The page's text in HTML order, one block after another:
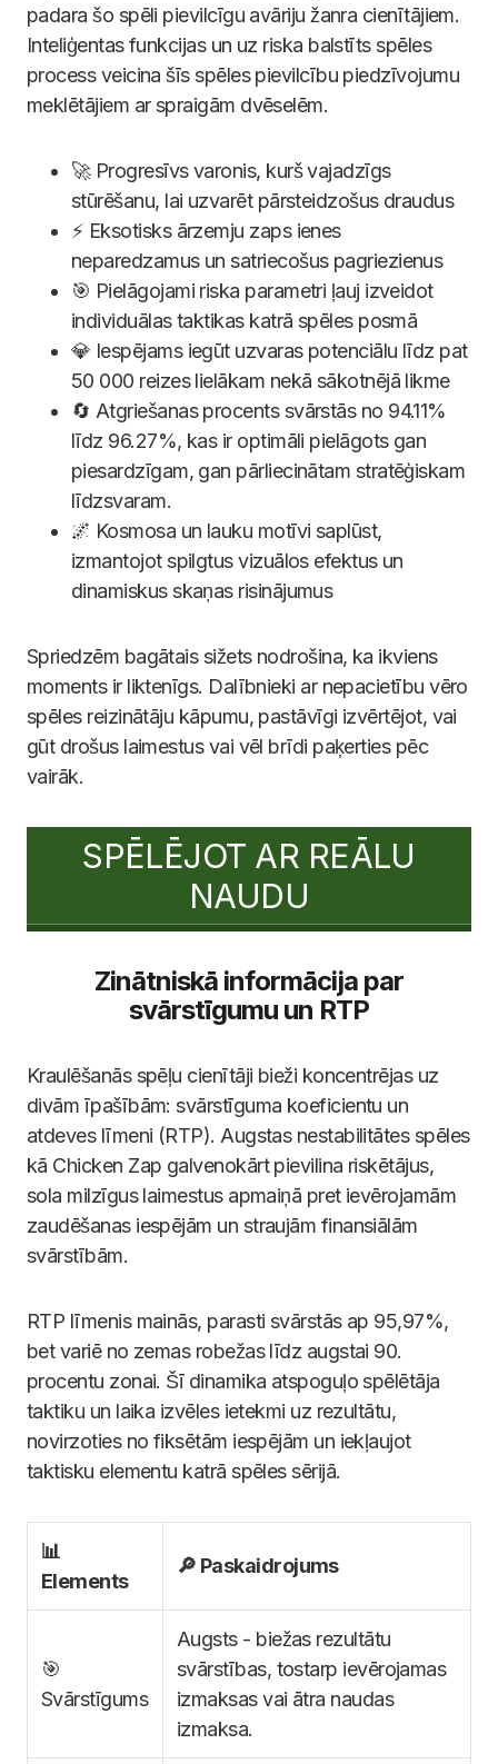
padara šo spēli pievilcīgu avāriju žanra cienītājiem.
Inteliģentas funkcijas un uz riska balstīts spēles
process veicina šīs spēles pievilcību piedzīvojumu
meklētājiem ar spraigām dvēselēm.
🚀 Progresīvs varonis, kurš vajadzīgs
stūrēšanu, lai uzvarēt pārsteidzošus draudus
⚡ Eksotisks ārzemju zaps ienes
neparedzamus un satriecošus pagriezienus
🎯 Pielāgojami riska parametri ļauj izveidot
individuālas taktikas katrā spēles posmā
💎 Iespējams iegūt uzvaras potenciālu līdz pat
50 000 reizes lielākam nekā sākotnējā likme
🔄 Atgriešanas procents svārstās no 94.11%
līdz 96.27%, kas ir optimāli pielāgots gan
piesardzīgam, gan pārliecinātam stratēģiskam
līdzsvaram.
🌌 Kosmosa un lauku motīvi saplūst,
izmantojot spilgtus vizuālos efektus un
dinamiskus skaņas risinājumus
Spriedzēm bagātais sižets nodrošina, ka ikviens
moments ir liktenīgs. Dalībnieki ar nepacietību vēro
spēles reizinātāju kāpumu, pastāvīgi izvērtējot, vai
gūt drošus laimestus vai vēl brīdi paķerties pēc
vairāk.
SPĒLĒJOT AR REĀLU
NAUDU
Zinātniskā informācija par
svārstīgumu un RTP
Kraulēšanās spēļu cienītāji bieži koncentrējas uz
divām īpašībām: svārstīguma koeficientu un
atdeves līmeni (RTP). Augstas nestabilitātes spēles
kā Chicken Zap galvenokārt pievilina riskētājus,
sola milzīgus laimestus apmaiņā pret ievērojamām
zaudēšanas iespējām un straujām finansiālām
svārstībām.
RTP līmenis mainās, parasti svārstās ap 95,97%,
bet variē no zemas robežas līdz augstai 90.
procentu zonai. Šī dinamika atspoguļo spēlētāja
taktiku un laika izvēles ietekmi uz rezultātu,
novirzoties no fiksētām iespējām un iekļaujot
taktisku elementu katrā spēles sērijā.
📊
Elements
🔎 Paskaidrojums
🎯
Svārstīgums
Augsts - biežas rezultātu
svārstības, tostarp ievērojamas
izmaksas vai ātra naudas
izmaksa.